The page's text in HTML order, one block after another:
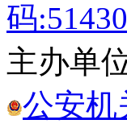
码
主办单
公安机